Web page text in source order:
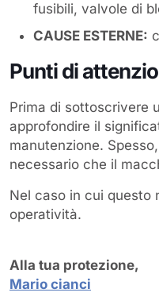
fusibili, valvole di
CAUSE ESTERNE:
Punti di
Prima di sottoscrivere
approfondire il
manutenzione.
necessario che il
Nel caso in cui questo
operatività.
Alla tua protezione,
Mario cianci